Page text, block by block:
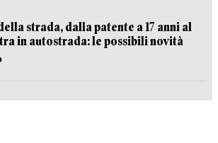
strada, dalla patente a 17 anni al
in autostrada: le possibili novità